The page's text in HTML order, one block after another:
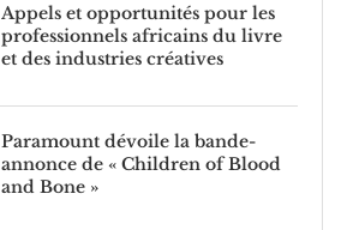
Appels et opportunités pour les
professionnels africains du livre
et des industries créatives
Paramount dévoile la bande-
annonce de « Children of Blood
and Bone »